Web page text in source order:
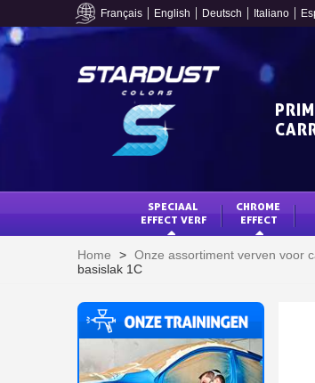
Français English Deutsch Italiano
SPECIAAL
EFFECT VERF
CHROME
EFFECT
Home > Onze assortiment verven voor
basislak 1C